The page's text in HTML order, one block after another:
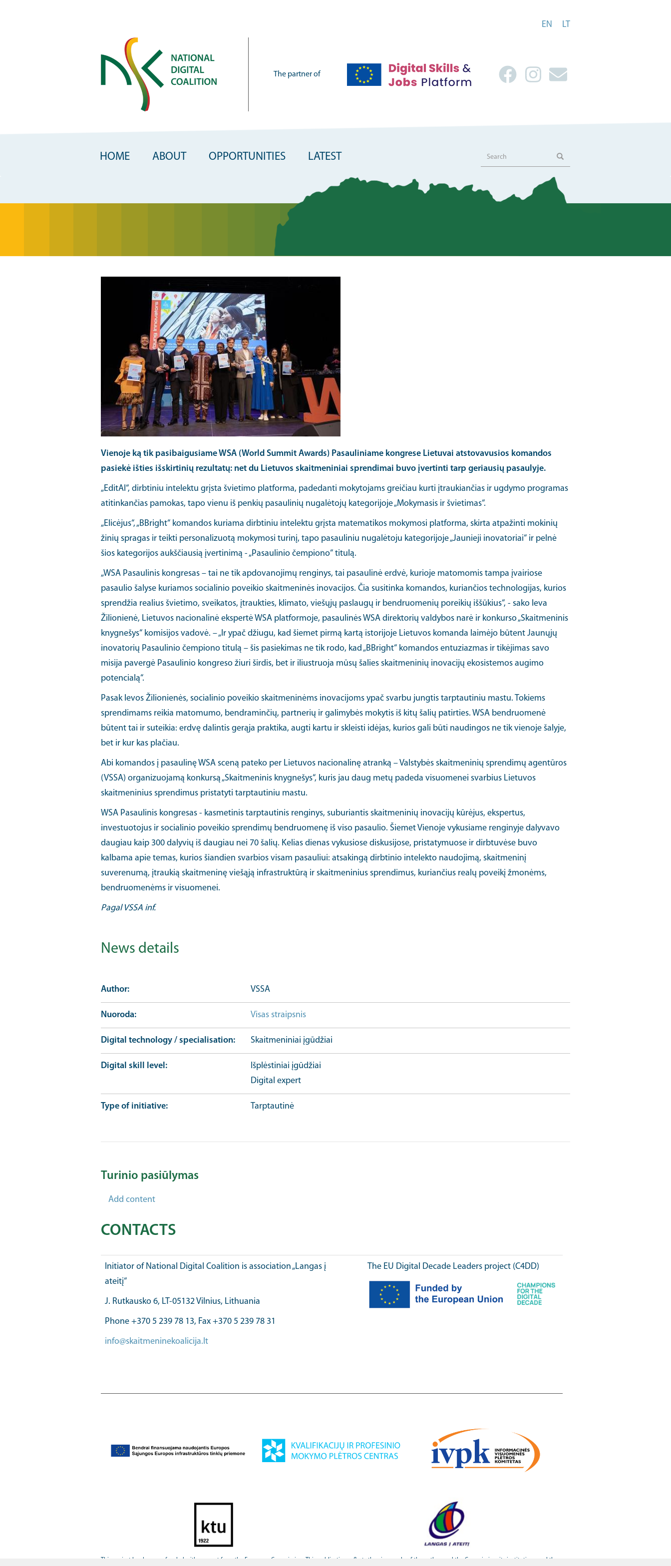
EN LT
The partner of
HOME ABOUT OPPORTUNITIES LATEST Search Search
Vienoje ką tik pasibaigusiame WSA (World Summit Awards) Pasauliniame kongrese Lietuvai atstovavusios komandos
pasiekė išties išskirtinių rezultatų: net du Lietuvos skaitmeniniai sprendimai buvo įvertinti tarp geriausių pasaulyje.
„EditAI“, dirbtiniu intelektu grįsta švietimo platforma, padedanti mokytojams greičiau kurti įtraukiančias ir ugdymo programas
atitinkančias pamokas, tapo vienu iš penkių pasaulinių nugalėtojų kategorijoje „Mokymasis ir švietimas“.
„Elicėjus“, „BBright“ komandos kuriama dirbtiniu intelektu grįsta matematikos mokymosi platforma, skirta atpažinti mokinių
žinių spragas ir teikti personalizuotą mokymosi turinį, tapo pasauliniu nugalėtoju kategorijoje „Jaunieji inovatoriai“ ir pelnė
šios kategorijos aukščiausią įvertinimą - „Pasaulinio čempiono“ titulą.
„WSA Pasaulinis kongresas – tai ne tik apdovanojimų renginys, tai pasaulinė erdvė, kurioje matomomis tampa įvairiose
pasaulio šalyse kuriamos socialinio poveikio skaitmeninės inovacijos. Čia susitinka komandos, kuriančios technologijas, kurios
sprendžia realius švietimo, sveikatos, įtraukties, klimato, viešųjų paslaugų ir bendruomenių poreikių iššūkius“, - sako Ieva
Žilionienė, Lietuvos nacionalinė ekspertė WSA platformoje, pasaulinės WSA direktorių valdybos narė ir konkurso „Skaitmeninis
knygnešys“ komisijos vadovė. – „Ir ypač džiugu, kad šiemet pirmą kartą istorijoje Lietuvos komanda laimėjo būtent Jaunųjų
inovatorių Pasaulinio čempiono titulą – šis pasiekimas ne tik rodo, kad „BBright“ komandos entuziazmas ir tikėjimas savo
misija pavergė Pasaulinio kongreso žiuri širdis, bet ir iliustruoja mūsų šalies skaitmeninių inovacijų ekosistemos augimo
potencialą“.
Pasak Ievos Žilionienės, socialinio poveikio skaitmeninėms inovacijoms ypač svarbu jungtis tarptautiniu mastu. Tokiems
sprendimams reikia matomumo, bendraminčių, partnerių ir galimybės mokytis iš kitų šalių patirties. WSA bendruomenė
būtent tai ir suteikia: erdvę dalintis gerąja praktika, augti kartu ir skleisti idėjas, kurios gali būti naudingos ne tik vienoje šalyje,
bet ir kur kas plačiau.
Abi komandos į pasaulinę WSA sceną pateko per Lietuvos nacionalinę atranką – Valstybės skaitmeninių sprendimų agentūros
(VSSA) organizuojamą konkursą „Skaitmeninis knygnešys“, kuris jau daug metų padeda visuomenei svarbius Lietuvos
skaitmeninius sprendimus pristatyti tarptautiniu mastu.
WSA Pasaulinis kongresas - kasmetinis tarptautinis renginys, suburiantis skaitmeninių inovacijų kūrėjus, ekspertus,
investuotojus ir socialinio poveikio sprendimų bendruomenę iš viso pasaulio. Šiemet Vienoje vykusiame renginyje dalyvavo
daugiau kaip 300 dalyvių iš daugiau nei 70 šalių. Kelias dienas vykusiose diskusijose, pristatymuose ir dirbtuvėse buvo
kalbama apie temas, kurios šiandien svarbios visam pasauliui: atsakingą dirbtinio intelekto naudojimą, skaitmeninį
suverenumą, įtraukią skaitmeninę viešąją infrastruktūrą ir skaitmeninius sprendimus, kuriančius realų poveikį žmonėms,
bendruomenėms ir visuomenei.
Pagal VSSA inf.
News details
Author VSSA
Nuoroda Visas straipsnis
Digital technology / specialisation Skaitmeniniai įgūdžiai
Digital skill level
Išplėstiniai įgūdžiai
Digital expert
Type of initiative Tarptautinė
Turinio pasiūlymas
Add content
CONTACTS
Initiator of National Digital Coalition is association „Langas į
ateitį“
J. Rutkausko 6, LT-05132 Vilnius, Lithuania
Phone +370 5 239 78 13, Fax +370 5 239 78 31
info@skaitmeninekoalicija.lt
The EU Digital Decade Leaders project (C4DD)
This project has been co-funded with support from the European Commission. This publication reflects the views only of the author, and the Commission, its institutions and the